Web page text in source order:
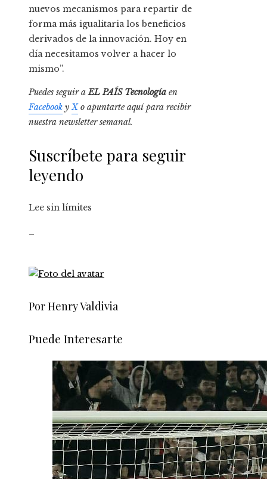
nuevos mecanismos para repartir de
forma más igualitaria los beneficios
derivados de la innovación. Hoy en
día necesitamos volver a hacer lo
mismo”.
Puedes seguir a EL PAÍS Tecnología en
Facebook y Xo apuntarte aquí para recibir
nuestra newsletter semanal.
Suscríbete para seguir
leyendo
Lee sin límites
Por Henry Valdivia
Puede Interesarte